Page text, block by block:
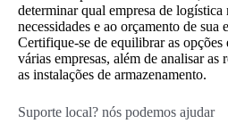
determinar qual empresa de logística
necessidades e ao orçamento de sua
Certifique-se de equilibrar as opções
várias empresas, além de analisar as
as instalações de armazenamento.
Suporte local? nós podemos ajudar